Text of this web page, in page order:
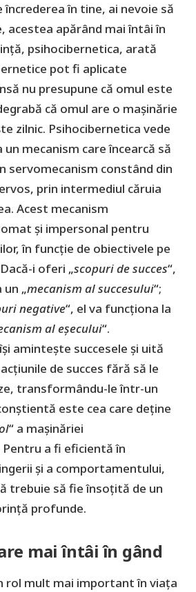
în tine, ai nevoie să
acestea apărând mai întâi în
psihocibernetica, arată
pot fi aplicate
nu presupune că omul este
că omul are o mașinărie
zilnic. Psihocibernetica vede
mecanism care încearcă să
servomecanism constând din
prin intermediul căruia
Acest mecanism
și impersonal pentru
în funcție de obiectivele pe
i oferi „scopuri de succes“,
„mecanism al succesului“;
negative“, el va funcționa la
al eșecului“.
amintește succesele și uită
de succes fără să le
transformându-le într-un
este cea care deține
“ a mașinăriei
a fi eficientă în
și a comportamentului,
trebuie să fie însoțită de un
profunde.
mai întâi în gând
rol mult mai important în viața